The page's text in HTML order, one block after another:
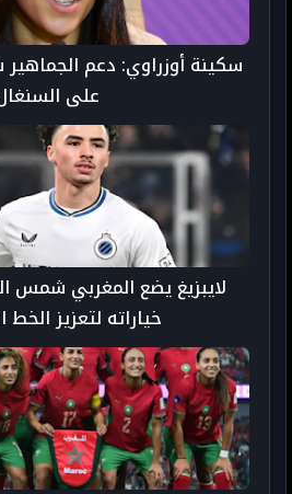
سكينة أوزراوي: دعم
على
لايبزيغ يضع المغربي شمس
خياراته لتعزيز